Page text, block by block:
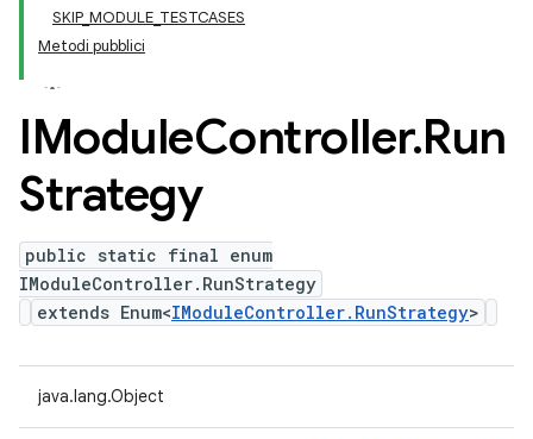
SKIP_MODULE_TESTCASES
Metodi pubblici
IModuleController.Run
Strategy
public static final enum
IModuleController.RunStrategy
extends Enum<IModuleController.RunStrategy>
java.lang.Object